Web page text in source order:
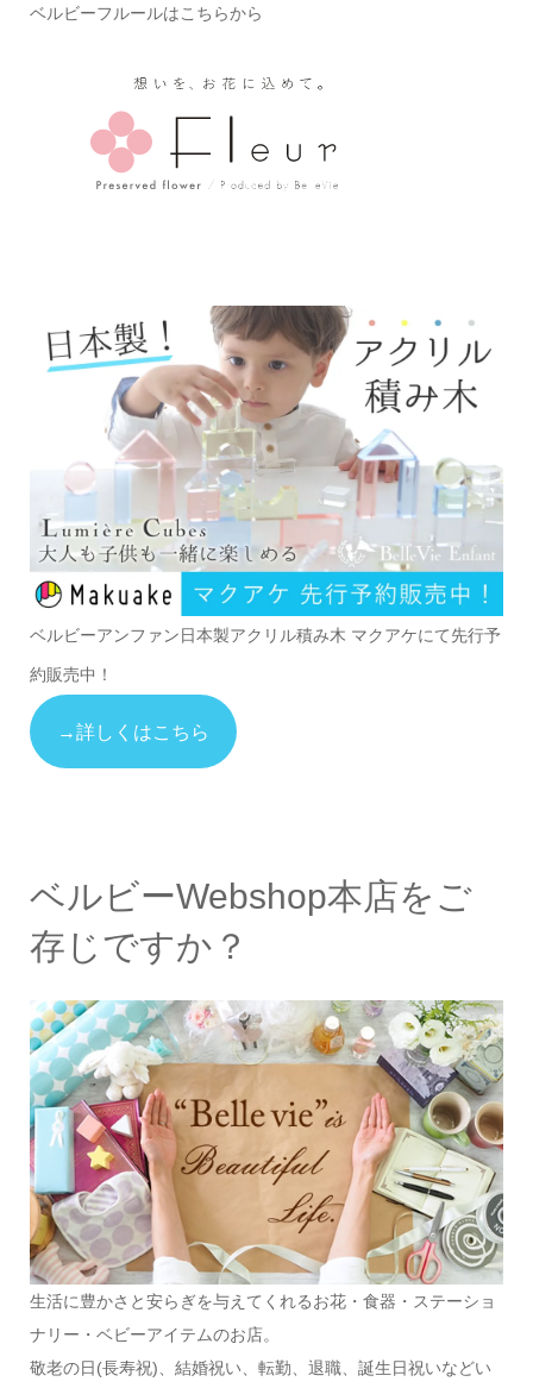
ベルビーフルールはこちらから
ベルビーアンファン日本製アクリル積み木 マクアケにて先行予
約販売中！
→詳しくはこちら
ベルビーWebshop本店をご
存じですか？
生活に豊かさと安らぎを与えてくれるお花・食器・ステーショ
ナリー・ベビーアイテムのお店。
敬老の日(長寿祝)、結婚祝い、転勤、退職、誕生日祝いなどい